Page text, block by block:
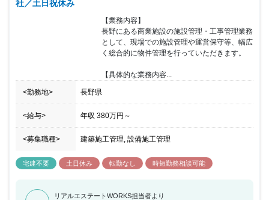
す。 また、当社は働きやすい以下の環境を実現しております。 ■勤
務地選択制度として、家庭の事業がある場合に転勤のない地域限定
社員への転換が可能（給与額、対象となる福利厚生制度は異なる）
■朝7時前の出勤、21時以降の残業の原則禁止 ■勤務間インターバル
制度として、勤務終了から9時間は勤務間インターバルを設け、生
活時間や睡眠時間を確保 ■毎週水曜日にノー残業デイを設置
社／土日祝休み
【業務内容】
長野にある商業施設の施設管理・工事管理業務
として、現場での施設管理や運営保守等、幅広
く総合的に物件管理を行っていただきます。
【具体的な業務内容...
<勤務地> 長野県
<給与> 年収 380万円 ～
<募集職種> 建築施工管理, 設備施工管理
宅建不要 土日休み 転勤なし 時短勤務相談可能
リアルエステートWORKS担当者より